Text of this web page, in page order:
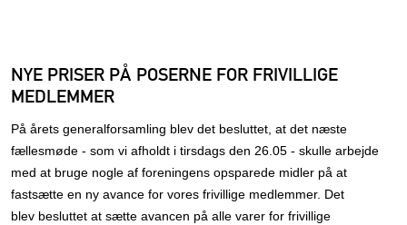
NYE PRISER PÅ POSERNE FOR FRIVILLIGE
MEDLEMMER
På årets generalforsamling blev det besluttet, at det næste
fællesmøde - som vi afholdt i tirsdags den 26.05 - skulle arbejde
med at bruge nogle af foreningens opsparede midler på at
fastsætte en ny avance for vores frivillige medlemmer. Det
blev besluttet at sætte avancen på alle varer for frivillige